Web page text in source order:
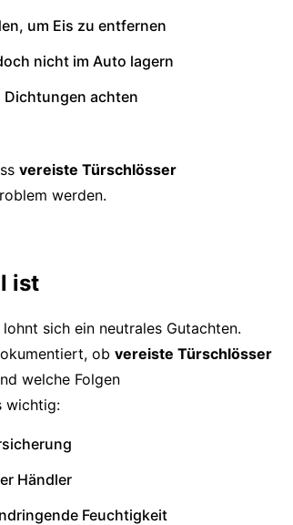
um Eis zu entfernen
nicht im Auto lagern
Dichtungen achten
vereiste Türschlösser
werden.
ist
sich ein neutrales Gutachten.
ob vereiste Türschlösser
welche Folgen
wichtig:
Händler
Feuchtigkeit